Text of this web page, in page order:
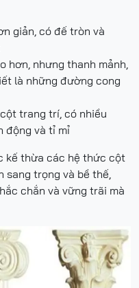
giản, có đế tròn và
hơn, nhưng thanh mảnh,
là những đường cong
trang trí, có nhiều
động và tỉ mỉ
kế thừa các hệ thức cột
sang trọng và bề thế,
chắn và vững trãi mà